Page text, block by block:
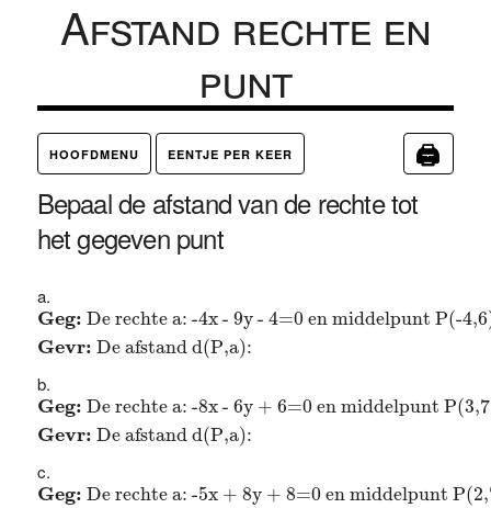
Afstand rechte en
punt
HOOFDMENU EENTJE PER KEER 🖨
Bepaal de afstand van de rechte tot
het gegeven punt
Geg: De rechte a: -4x - 9y - 4=0 en middelpunt P(-
Gevr: De afstand d(P,a):
Geg: De rechte a: -4x - 9y - 4=0 en middelpunt P(-
Geg: De rechte a: -8x - 6y + 6=0 en middelpunt
Gevr: De afstand d(P,a):
Geg: De rechte a: -8x - 6y + 6=0 en middelpunt
Geg: De rechte a: -5x + 8y + 8=0 en middelpunt
Geg: De rechte a: -5x + 8y + 8=0 en middelpunt